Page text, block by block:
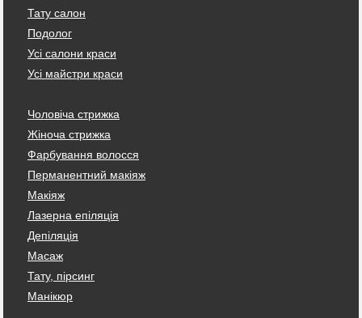
Тату салон
Подолог
Усі салони краси
Усі майстри краси
Чоловіча стрижка
Жіноча стрижка
Фарбування волосся
Перманентний макіяж
Макіяж
Лазерна епіляція
Депіляція
Масаж
Тату, пірсинг
Манікюр